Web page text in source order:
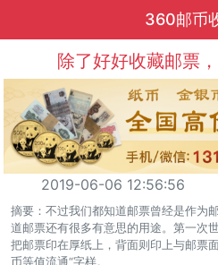
360邮币
除了好好收藏邮票
2019-06-06 12:56:56
摘要：不过我们都知道邮票曾经是作为
道邮票还有很多有意思的用途。第一次
把邮票印在厚纸上，背面则印上与邮票
币等值流通“字样。